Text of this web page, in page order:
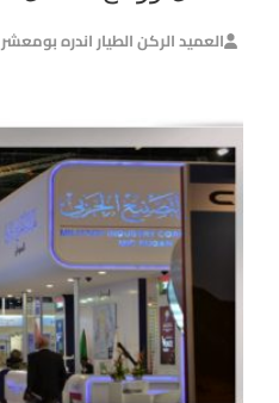
العميد الركن الطيار اندره بومعشر